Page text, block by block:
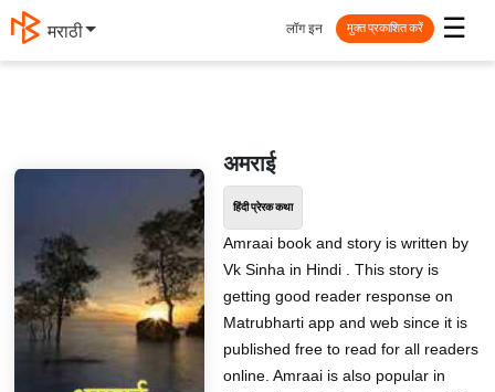
मराठी ☰
लॉग इन मुक्त प्रकाशित करें
अमराई
हिंदी प्रेरक कथा
Amraai book and story is written by
Vk Sinha in Hindi . This story is
getting good reader response on
Matrubharti app and web since it is
published free to read for all readers
online. Amraai is also popular in